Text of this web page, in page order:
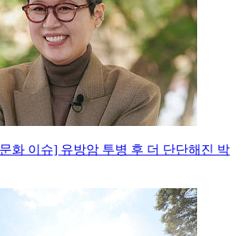
화 이슈] 유방암 투병 후 더 단단해진 박